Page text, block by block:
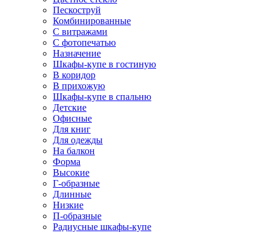
Пескоструй
Комбинированные
С витражами
С фотопечатью
Назначение
Шкафы-купе в гостиную
В коридор
В прихожую
Шкафы-купе в спальню
Детские
Офисные
Для книг
Для одежды
На балкон
Форма
Высокие
Г-образные
Длинные
Низкие
П-образные
Радиусные шкафы-купе